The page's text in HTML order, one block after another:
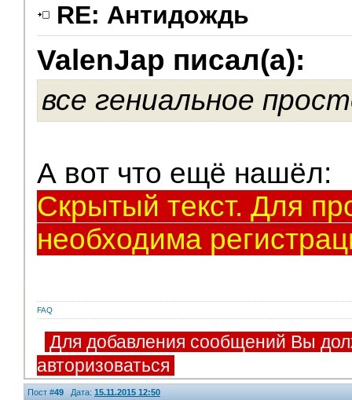
RE: Антидождь
ValenJap писал(а):
все гениальное
А вот что ещё нашёл:
Скрытый текст. Для
необходима
Модераторы
FAQ
Для добавления сообщений Вы
авторизоваться
Пост #49 Дата: 15.11.2015 12:50